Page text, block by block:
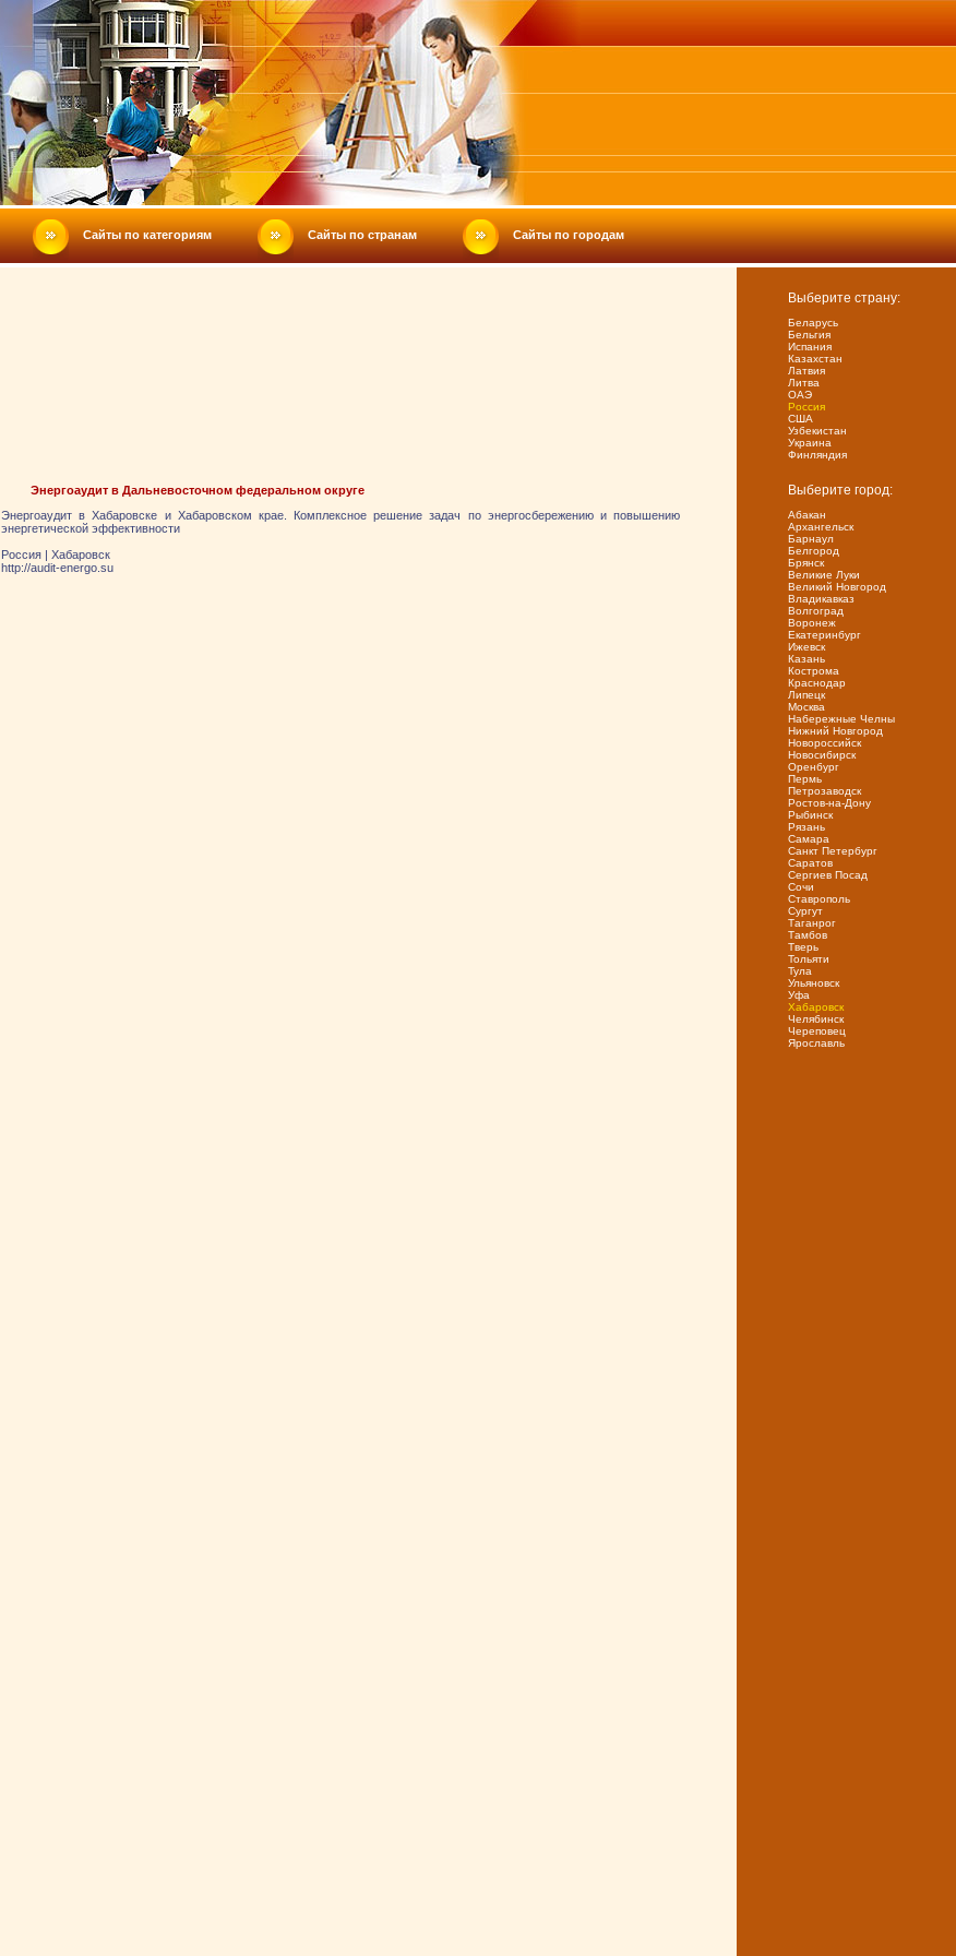
Сайты по категориям Сайты по странам Сайты по городам
Энергоаудит в Дальневосточном федеральном округе
Энергоаудит в Хабаровске и Хабаровском крае. Комплексное решение задач по энергосбережению и повышению
энергетической эффективности
Россия | Хабаровск
http://audit-energo.su
Выберите страну:
Беларусь
Бельгия
Испания
Казахстан
Латвия
Литва
ОАЭ
Россия
США
Узбекистан
Украина
Финляндия
Выберите город:
Абакан
Архангельск
Барнаул
Белгород
Брянск
Великие Луки
Великий Новгород
Владикавказ
Волгоград
Воронеж
Екатеринбург
Ижевск
Казань
Кострома
Краснодар
Липецк
Москва
Набережные Челны
Нижний Новгород
Новороссийск
Новосибирск
Оренбург
Пермь
Петрозаводск
Ростов-на-Дону
Рыбинск
Рязань
Самара
Санкт Петербург
Саратов
Сергиев Посад
Сочи
Ставрополь
Сургут
Таганрог
Тамбов
Тверь
Тольяти
Тула
Ульяновск
Уфа
Хабаровск
Челябинск
Череповец
Ярослaвль